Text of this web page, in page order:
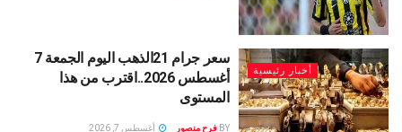
أخبار رئيسية
سعر جرام 21الذهب اليوم الجمعة 7
أغسطس 2026..اقترب من هذا
المستوى
BY فرح منصور أغسطس 7, 2026